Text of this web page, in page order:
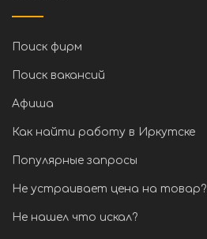
Поиск фирм
Поиск вакансий
Афиша
Как найти работу в Иркутске
Популярные запросы
Не устраивает цена на товар?
Не нашел что искал?